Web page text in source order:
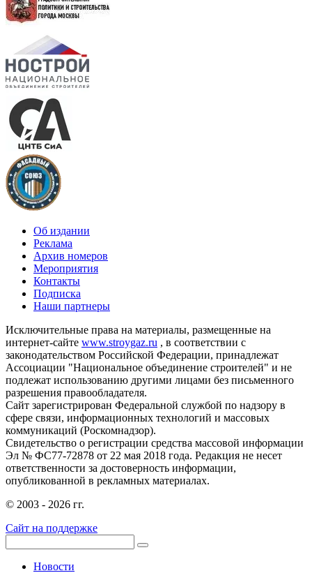
Об издании
Реклама
Архив номеров
Мероприятия
Контакты
Подписка
Наши партнеры
Исключительные права на материалы, размещенные на
интернет-сайте www.stroygaz.ru , в соответствии с
законодательством Российской Федерации, принадлежат
Ассоциации "Национальное объединение строителей" и не
подлежат использованию другими лицами без письменного
разрешения правообладателя.
Сайт зарегистрирован Федеральной службой по надзору в
сфере связи, информационных технологий и массовых
коммуникаций (Роскомнадзор).
Свидетельство о регистрации средства массовой информации
Эл № ФС77-72878 от 22 мая 2018 года. Редакция не несет
ответственности за достоверность информации,
опубликованной в рекламных материалах.
© 2003 - 2026 гг.
Сайт на поддержке
Новости